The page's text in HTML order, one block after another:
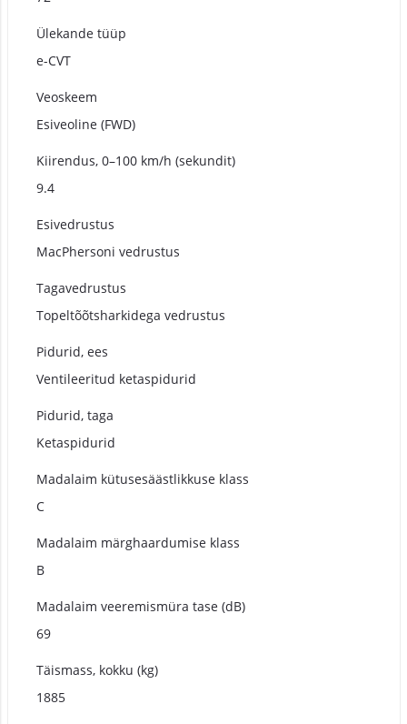
Ülekande tüüp
e-CVT
Veoskeem
Esiveoline (FWD)
Kiirendus, 0–100 km/h (sekundit)
9.4
Esivedrustus
MacPhersoni vedrustus
Tagavedrustus
Topeltõõtsharkidega vedrustus
Pidurid, ees
Ventileeritud ketaspidurid
Pidurid, taga
Ketaspidurid
Madalaim kütusesäästlikkuse klass
C
Madalaim märghaardumise klass
B
Madalaim veeremismüra tase (dB)
69
Täismass, kokku (kg)
1885